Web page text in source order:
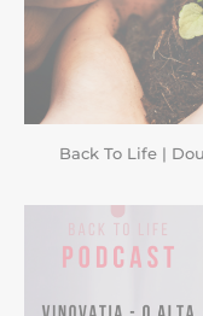
Back To Life |